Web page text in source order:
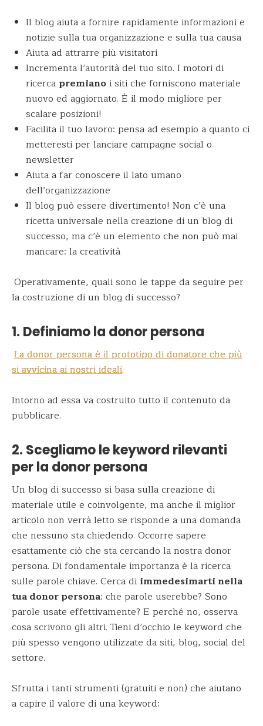
Il blog aiuta a fornire rapidamente informazioni e
notizie sulla tua organizzazione e sulla tua causa
Aiuta ad attrarre più visitatori
Incrementa l’autorità del tuo sito. I motori di
ricerca premianoi siti che forniscono materiale
nuovo ed aggiornato. È il modo migliore per
scalare posizioni!
Facilita il tuo lavoro: pensa ad esempio a quanto ci
metteresti per lanciare campagne social o
newsletter
Aiuta a far conoscere il lato umano
dell’organizzazione
Il blog può essere divertimento! Non c’è una
ricetta universale nella creazione di un blog di
successo, ma c’è un elemento che non può mai
mancare: la creatività
Operativamente, quali sono le tappe da seguire per
la costruzione di un blog di successo?
1. Definiamo la donor persona
La donor persona è il prototipo di donatore che più
si avvicina ai nostri ideali.
Intorno ad essa va costruito tutto il contenuto da
pubblicare.
2. Scegliamo le keyword rilevanti
per la donor persona
Un blog di successo si basa sulla creazione di
materiale utile e coinvolgente, ma anche il miglior
articolo non verrà letto se risponde a una domanda
che nessuno sta chiedendo. Occorre sapere
esattamente ciò che sta cercando la nostra donor
persona. Di fondamentale importanza è la ricerca
sulle parole chiave. Cerca di immedesimarti nella
tua donor persona: che parole userebbe? Sono
parole usate effettivamente? E perché no, osserva
cosa scrivono gli altri. Tieni d’occhio le keyword che
più spesso vengono utilizzate da siti, blog, social del
settore.
Sfrutta i tanti strumenti (gratuiti e non) che aiutano
a capire il valore di una keyword: